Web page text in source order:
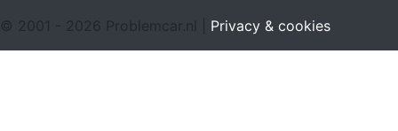
© 2001 - 2026 Problemcar.nl | Privacy & cookies